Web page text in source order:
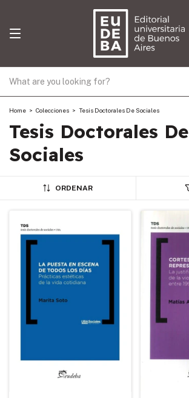
Home > Colecciones > Tesis Doctorales De Sociales
Tesis Doctorales De
Sociales
ORDENAR